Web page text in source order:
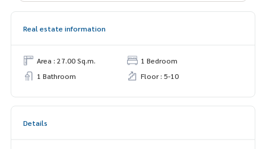
Real estate information
Area : 27.00 Sq.m.
1 Bedroom
1 Bathroom
Floor : 5-10
Details